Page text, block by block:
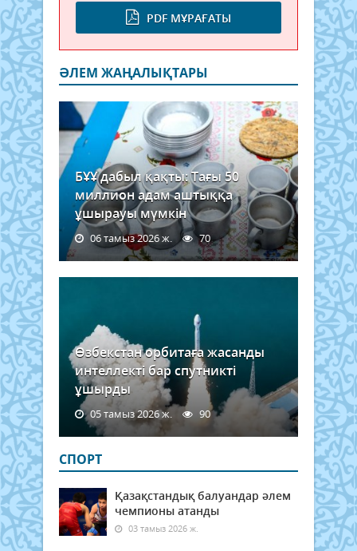
PDF МҰРАҒАТЫ
ӘЛЕМ ЖАҢАЛЫҚТАРЫ
БҰҰ дабыл қақты: Тағы 50
миллион адам аштыққа
ұшырауы мүмкін
06 тамыз 2026 ж. 70
Өзбекстан орбитаға жасанды
интеллекті бар спутникті
ұшырды
05 тамыз 2026 ж. 90
СПОРТ
Қазақстандық балуандар әлем
чемпионы атанды
03 тамыз 2026 ж.